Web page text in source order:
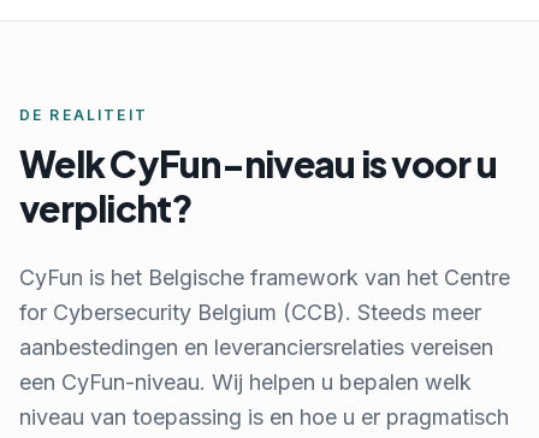
DE REALITEIT
Welk CyFun-niveau is voor u
verplicht?
CyFun is het Belgische framework van het Centre
for Cybersecurity Belgium (CCB). Steeds meer
aanbestedingen en leveranciersrelaties vereisen
een CyFun-niveau. Wij helpen u bepalen welk
niveau van toepassing is en hoe u er pragmatisch